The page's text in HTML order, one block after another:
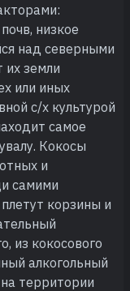
низкое
над северными
их земли
или иных
с/х культурой
самое
Кокосы
и
самими
корзины и
из кокосового
алкогольный
территории